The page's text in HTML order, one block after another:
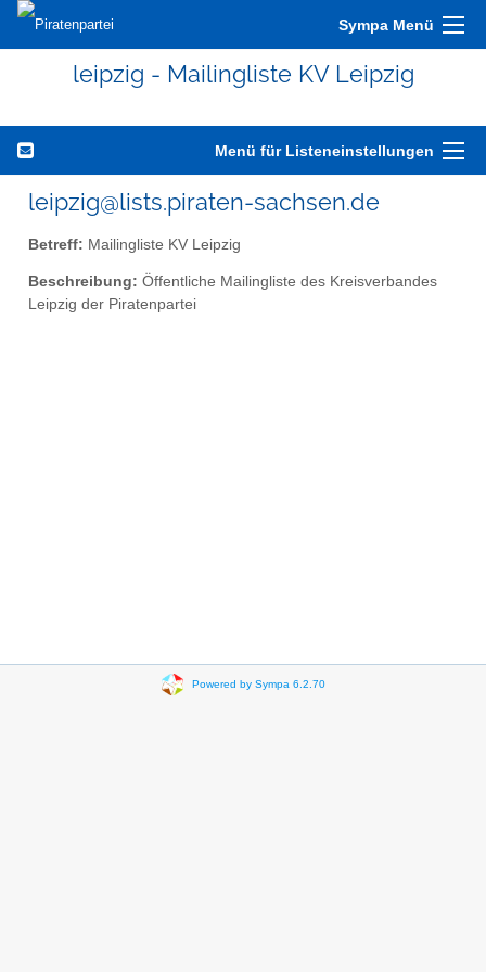
Sympa Menü
leipzig - Mailingliste KV Leipzig
Menü für Listeneinstellungen
leipzig@lists.piraten-sachsen.de
Betreff: Mailingliste KV Leipzig
Beschreibung: Öffentliche Mailingliste des Kreisverbandes
Leipzig der Piratenpartei
Powered by Sympa 6.2.70